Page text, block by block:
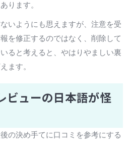
ります。
いようにも思えますが、注意を受
を修正するのではなく、削除して
ると考えると、やはりやましい裏
ます。
ビューの日本語が怪
の決め手てに口コミを参考にする